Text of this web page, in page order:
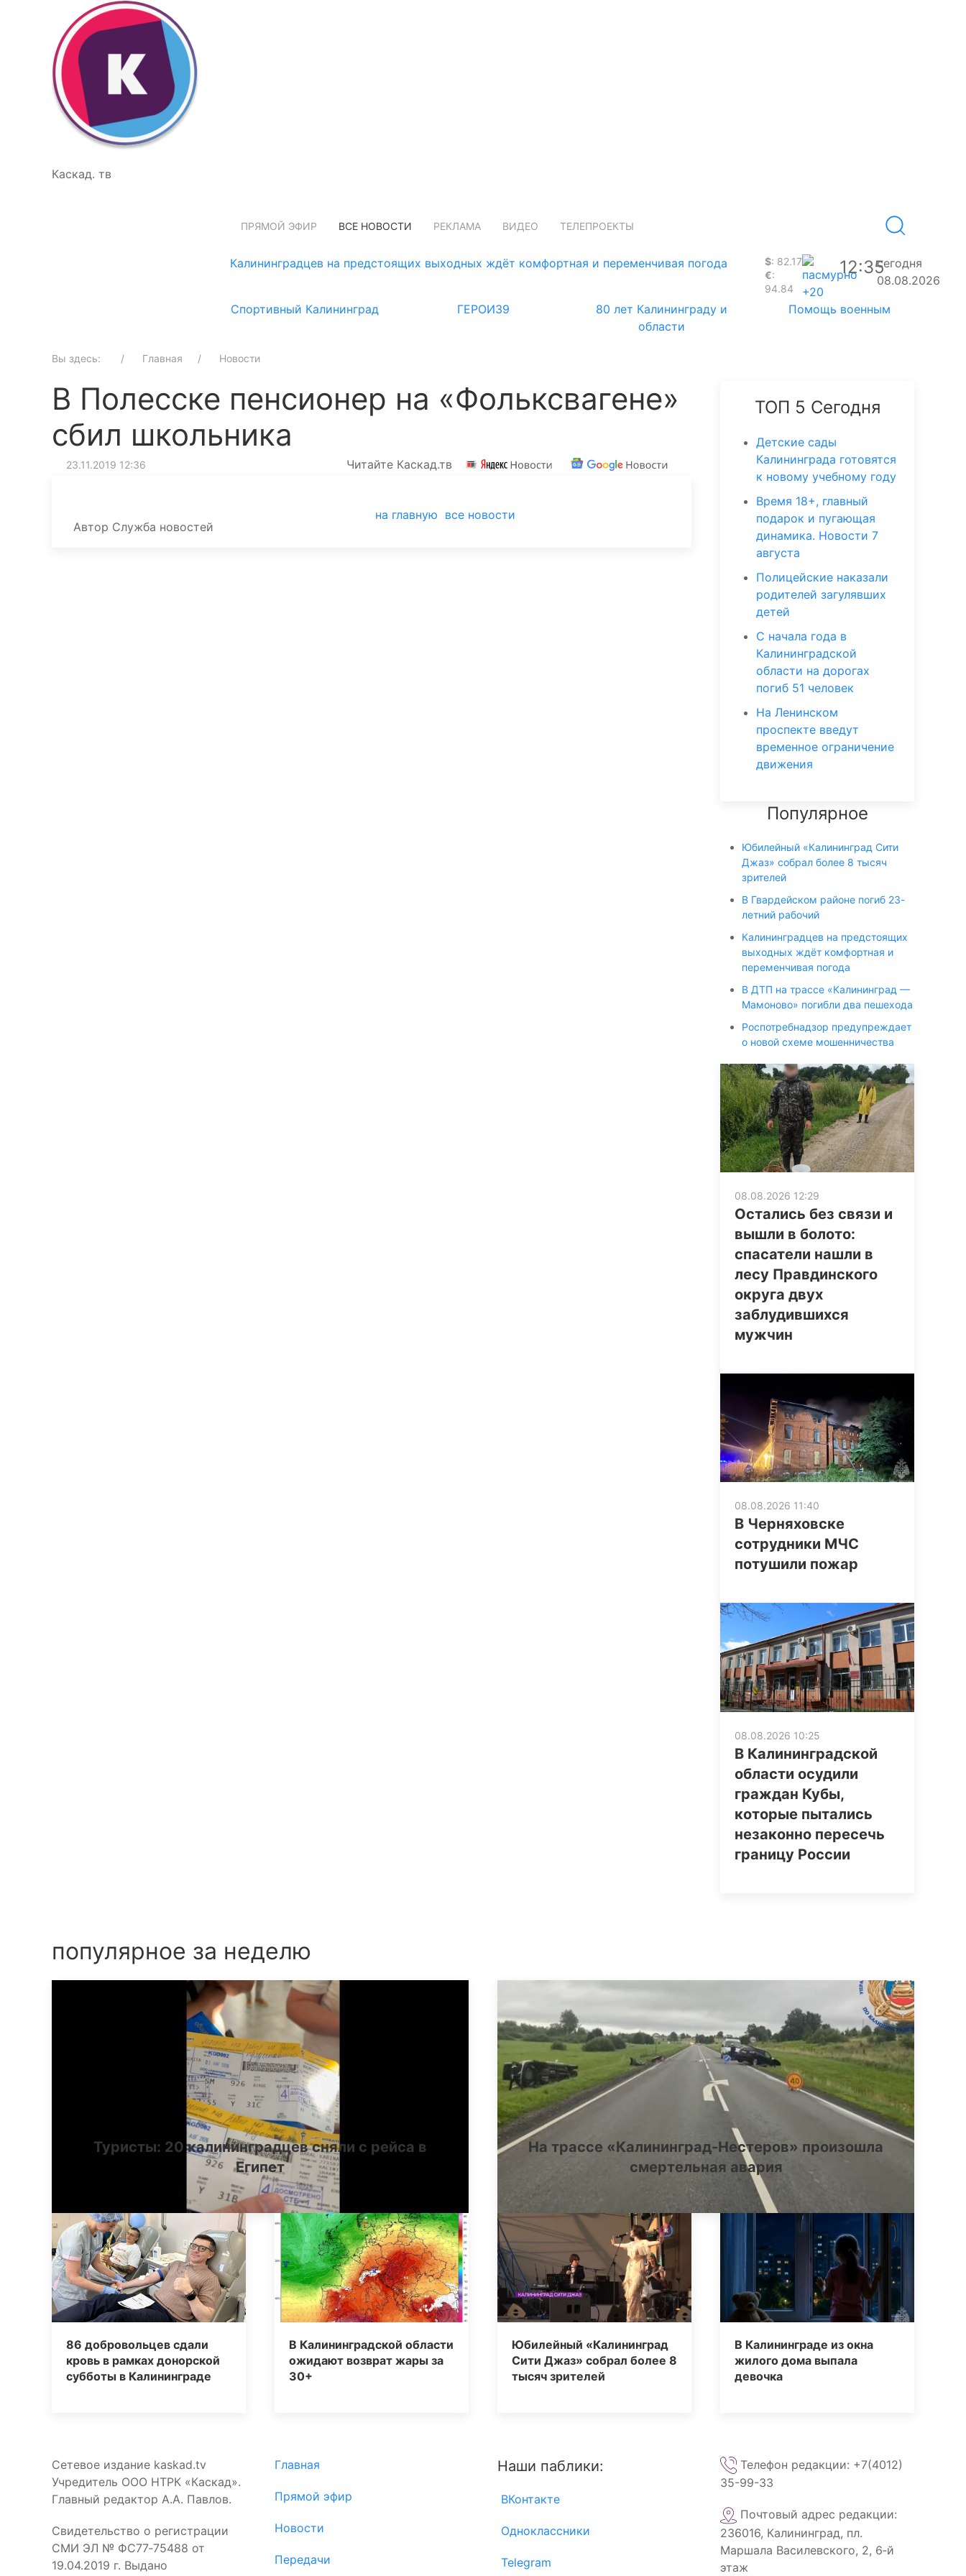
Каскад. тв
ПРЯМОЙ ЭФИР ВСЕ НОВОСТИ РЕКЛАМА ВИДЕО ТЕЛЕПРОЕКТЫ
Калининградцев на предстоящих выходных ждёт комфортная и переменчивая погода $: 82.17
€:
94.84
+20
12:35сегодня
08.08.2026
Спортивный Калининград
ГЕРОИ39
80 лет Калининграду и
области
Помощь военным
Вы здесь: Главная Новости
В Полесске пенсионер на «Фольксвагене»
сбил школьника
23.11.2019 12:36 Читайте Каскад.тв
Автор Служба новостей
на главную все новости
ТОП 5 Сегодня
Детские сады
Калининграда готовятся
к новому учебному году
Время 18+, главный
подарок и пугающая
динамика. Новости 7
августа
Полицейские наказали
родителей загулявших
детей
С начала года в
Калининградской
области на дорогах
погиб 51 человек
На Ленинском
проспекте введут
временное ограничение
движения
Популярное
Юбилейный «Калининград Сити
Джаз» собрал более 8 тысяч
зрителей
В Гвардейском районе погиб 23-
летний рабочий
Калининградцев на предстоящих
выходных ждёт комфортная и
переменчивая погода
В ДТП на трассе «Калининград —
Мамоново» погибли два пешехода
Роспотребнадзор предупреждает
о новой схеме мошенничества
08.08.2026 12:29
Остались без связи и
вышли в болото:
спасатели нашли в
лесу Правдинского
округа двух
заблудившихся
мужчин
08.08.2026 11:40
В Черняховске
сотрудники МЧС
потушили пожар
08.08.2026 10:25
В Калининградской
области осудили
граждан Кубы,
которые пытались
незаконно пересечь
границу России
популярное за неделю
Туристы: 20 калининградцев сняли с рейса в
Египет
На трассе «Калининград-Нестеров» произошла
смертельная авария
86 добровольцев сдали
кровь в рамках донорской
субботы в Калининграде
В Калининградской области
ожидают возврат жары за
30+
Юбилейный «Калининград
Сити Джаз» собрал более 8
тысяч зрителей
В Калининграде из окна
жилого дома выпала
девочка
Сетевое издание kaskad.tv
Учредитель ООО НТРК «Каскад».
Главный редактор А.А. Павлов.
Свидетельство о регистрации
СМИ ЭЛ № ФС77‑75488 от
19.04.2019 г. Выдано
Главная
Прямой эфир
Новости
Передачи
Наши паблики:
ВКонтакте
Одноклассники
Telegram
Телефон редакции: +7(4012)
35-99-33
Почтовый адрес редакции:
236016, Калининград, пл.
Маршала Василевского, 2, 6‑й
этаж